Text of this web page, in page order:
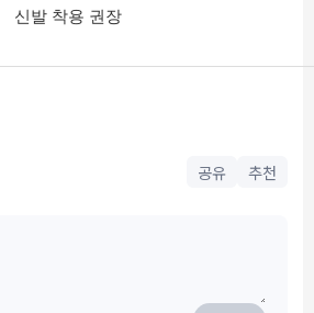
신발 착용 권장
공유 추천